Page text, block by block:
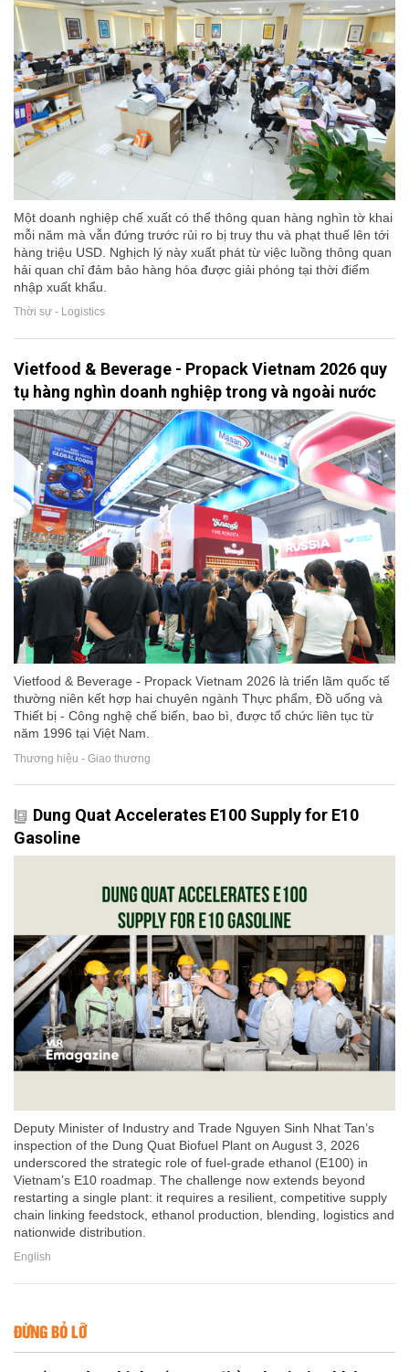
Một doanh nghiệp chế xuất có thể thông quan hàng nghìn tờ khai
mỗi năm mà vẫn đứng trước rủi ro bị truy thu và phạt thuế lên tới
hàng triệu USD. Nghịch lý này xuất phát từ việc luồng thông quan
hải quan chỉ đảm bảo hàng hóa được giải phóng tại thời điểm
nhập xuất khẩu.
Thời sự - Logistics
Vietfood & Beverage - Propack Vietnam 2026 quy
tụ hàng nghìn doanh nghiệp trong và ngoài nước
Vietfood & Beverage - Propack Vietnam 2026 là triển lãm quốc tế
thường niên kết hợp hai chuyên ngành Thực phẩm, Đồ uống và
Thiết bị - Công nghệ chế biến, bao bì, được tổ chức liên tục từ
năm 1996 tại Việt Nam.
Thương hiệu - Giao thương
Dung Quat Accelerates E100 Supply for E10
Gasoline
Deputy Minister of Industry and Trade Nguyen Sinh Nhat Tan’s
inspection of the Dung Quat Biofuel Plant on August 3, 2026
underscored the strategic role of fuel-grade ethanol (E100) in
Vietnam’s E10 roadmap. The challenge now extends beyond
restarting a single plant: it requires a resilient, competitive supply
chain linking feedstock, ethanol production, blending, logistics and
nationwide distribution.
English
ĐỪNG BỎ LỠ